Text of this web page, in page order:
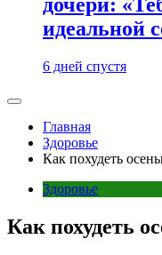
идеальной
6 дней спустя
Главная
Здоровье
Как похудеть
Здоровье
Как похудеть